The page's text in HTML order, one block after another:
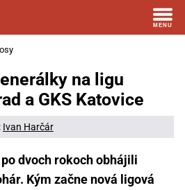
na ligu
a GKS Katovice
Ivan Harčár
dvoch rokoch obhájili
Kým začne nová ligová